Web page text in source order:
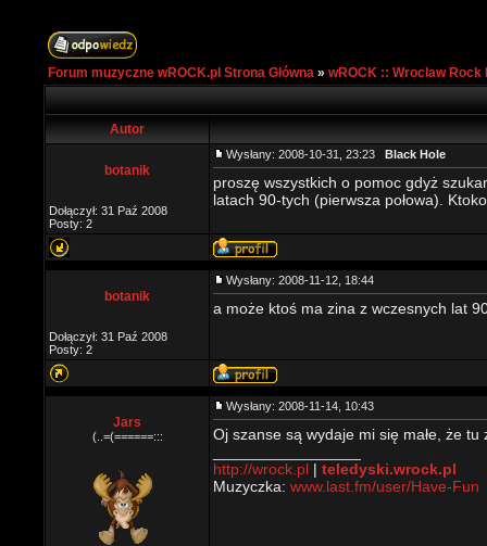
Forum muzyczne wROCK.pl Strona Główna » wROCK :: Wroclaw Rock
Autor
botanik
Dołączył: 31 Paź 2008
Posty: 2
Wysłany: 2008-10-31, 23:23 Black Hole
proszę wszystkich o pomoc gdyż
latach 90-tych (pierwsza połowa).
botanik
Dołączył: 31 Paź 2008
Posty: 2
Wysłany: 2008-11-12, 18:44
a może ktoś ma zina z wczesnych lat
Jars
(..=(======:::
Wysłany: 2008-11-14, 10:43
Oj szanse są wydaje mi się małe, że
http://wrock.pl | teledyski.wrock.pl
Muzyczka: www.last.fm/user/Have-Fun